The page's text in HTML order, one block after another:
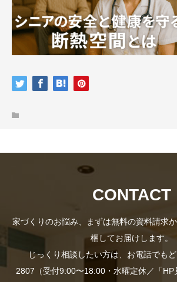
CONTACT
家づくりのお悩み、まずは無料の資料請求
梱してお届けします。
じっくり相談したい方は、お電話でも
2807（受付9:00〜18:00・水曜定休／「HP